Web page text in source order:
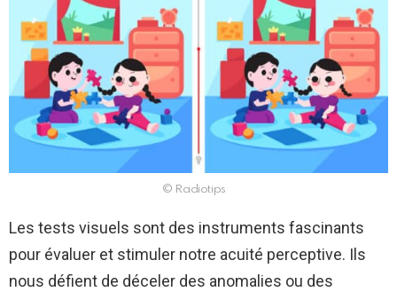
© Radiotips
Les tests visuels sont des instruments fascinants
pour évaluer et stimuler notre acuité perceptive. Ils
nous défient de déceler des anomalies ou des